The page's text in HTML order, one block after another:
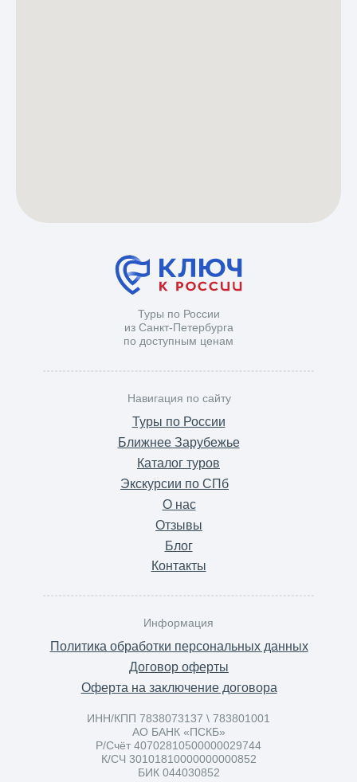
Навигация по сайту
Каталог туров
Ближнее Зарубежье
Туры по России
О нас
Экскурсии по СПб
Отзывы
Блог
Контакты
Информация
Политика обработки персональных данных
ИНН/КПП 7838073137 \ 783801001
АО БАНК «ПСКБ»
Р/Счёт 40702810500000029744
К/СЧ 30101810000000000852
БИК 044030852
Туры по России
из Санкт-Петербурга
по доступным ценам
Договор оферты
Оферта на заключение договора